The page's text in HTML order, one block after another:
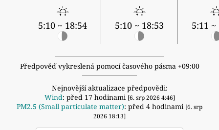
5:10 ~ 18:54 5:10 ~ 18:53 5:11 ~
Předpověď vykreslená pomocí časového pásma +09:00
Nejnovější aktualizace předpovědi:
Wind: před 17 hodinami [6. srp 2026 4:46]
PM2.5 (Small particulate matter): před 4 hodinami [6. srp
2026 18:13]